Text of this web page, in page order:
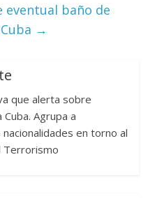
eventual baño de
→
que alerta sobre
Agrupa a
en torno al
Terrorismo